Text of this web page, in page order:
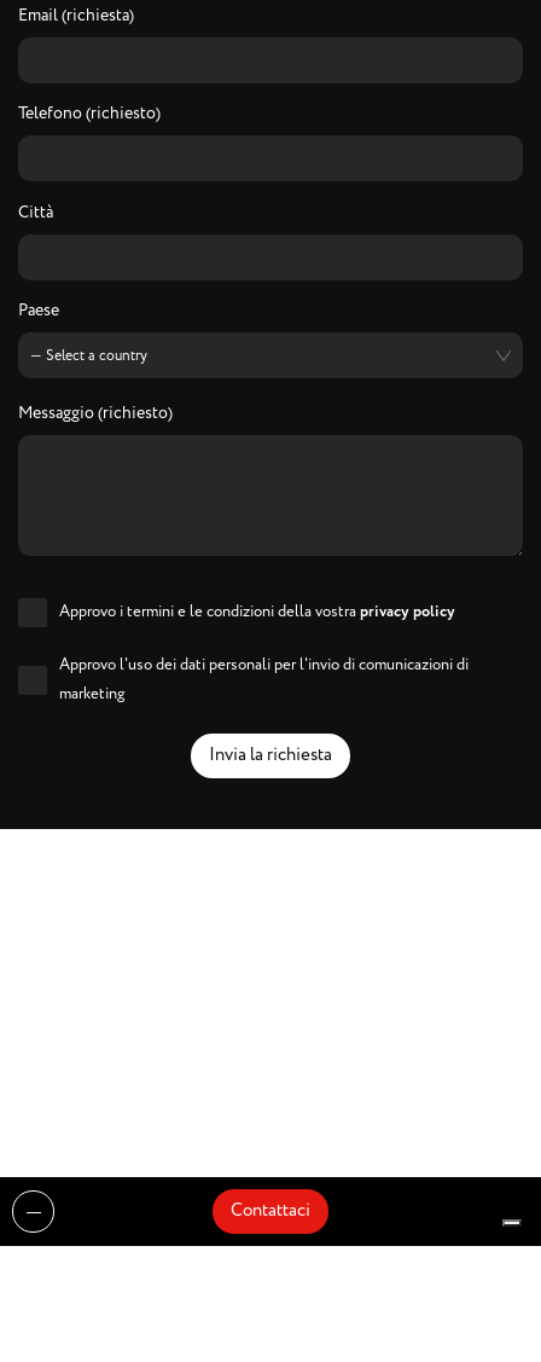
Email (richiesta)
Telefono (richiesto)
Città
Paese
Messaggio (richiesto)
Approvo i termini e le condizioni della vostraprivacy policy
Approvo l'uso dei dati personali per l'invio di comunicazioni di
marketing
Invia la richiesta
Contattaci